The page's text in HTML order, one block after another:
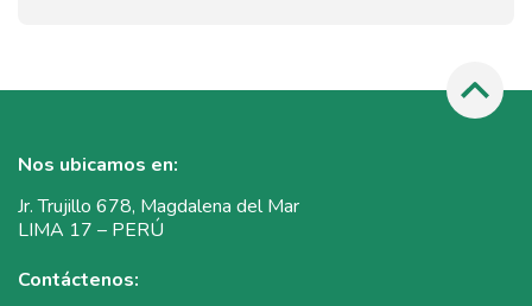
Nos ubicamos en:
Jr. Trujillo 678, Magdalena del Mar
LIMA 17 – PERÚ
Contáctenos: